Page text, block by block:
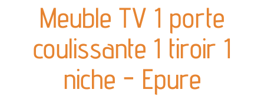
séjours
meubles de complément
chambres et dressing
Meuble TV 1 porte
coulissante 1 tiroir 1
niche - Epure